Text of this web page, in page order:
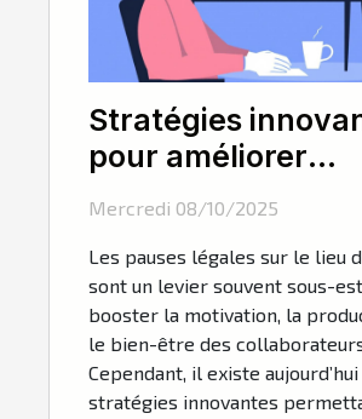
Stratégies
pour améliorer
légales au travail
Mercredi 08/10/2025
Les pauses légales sur le lieu
sont un levier souvent sous-
booster la motivation, la
le bien-être des
Cependant, il existe
stratégies innovantes